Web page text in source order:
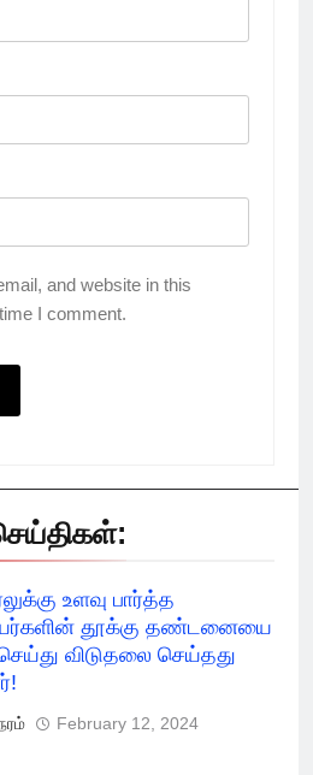
and website in this
I comment.
உளவு பார்த்த
தூக்கு தண்டனையை
விடுதலை செய்தது
February 12, 2024